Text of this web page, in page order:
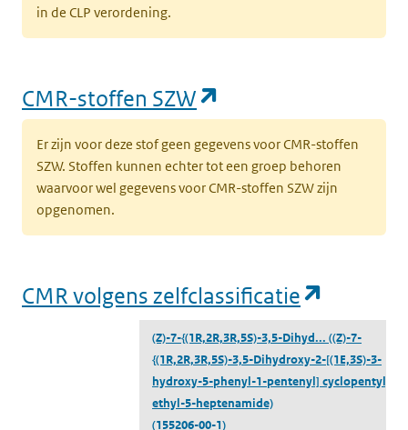
in de CLP verordening.
CMR-stoffen SZW
Er zijn voor deze stof geen gegevens voor CMR-stoffen
SZW. Stoffen kunnen echter tot een groep behoren
waarvoor wel gegevens voor CMR-stoffen SZW zijn
opgenomen.
CMR volgens zelfclassificatie
(Z)-7-{(1R,2R,3R,5S)-3,5-Dihyd... ((Z)-7-
{(1R,2R,3R,5S)-3,5-Dihydroxy-2-[(1E,3S)-3-
hydroxy-5-phenyl-1-pentenyl] cyclopentyl} -
ethyl-5-heptenamide)
(155206-00-1)